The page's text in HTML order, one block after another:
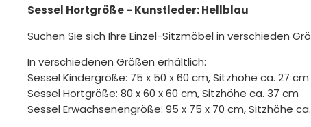
Sessel Hortgröße - Kunstleder: Hellblau
Suchen Sie sich Ihre Einzel-Sitzmöbel in verschieden
In verschiedenen Größen erhältlich:
Sessel Kindergröße: 75 x 50 x 60 cm, Sitzhöhe ca. 27 cm
Sessel Hortgröße: 80 x 60 x 60 cm, Sitzhöhe ca. 37 cm
Sessel Erwachsenengröße: 95 x 75 x 70 cm, Sitzhöhe